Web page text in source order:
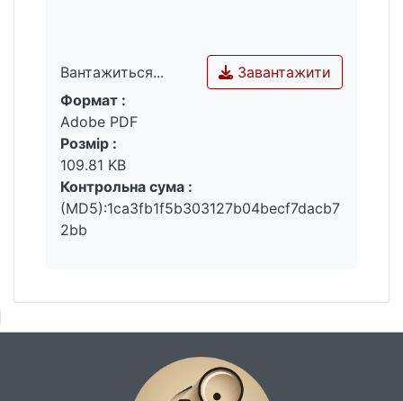
Вантажиться...
Вантажиться...
Завантажити
Формат :
Adobe PDF
Розмір :
109.81 KB
Контрольна сума :
(MD5):1ca3fb1f5b303127b04becf7dacb7
2bb